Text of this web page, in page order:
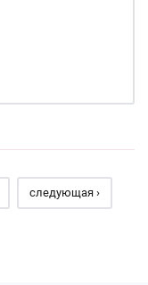
следующая ›